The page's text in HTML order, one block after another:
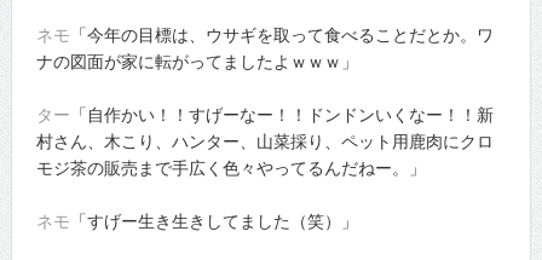
ネモ 「今年の目標は、ウサギを取って食べることだとか。ワ
ナの図面が家に転がってましたよｗｗｗ」
ター 「自作かい！！すげーなー！！ドンドンいくなー！！新
村さん、木こり、ハンター、山菜採り、ペット用鹿肉にクロ
モジ茶の販売まで手広く色々やってるんだねー。」
ネモ 「すげー生き生きしてました（笑）」